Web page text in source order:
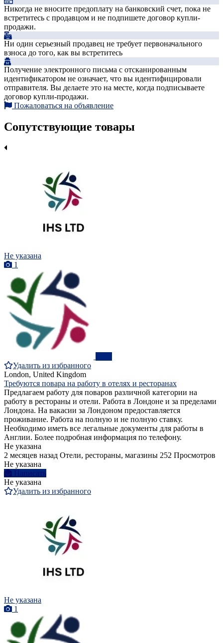
Никогда не вносите предоплату на банковский счет, пока не
встретитесь с продавцом и не подпишете договор купли-
продажи.
Ни один серьезный продавец не требует первоначального
взноса до того, как вы встретитесь
Получение электронного письма с отсканированным
идентификатором не означает, что вы идентифицировали
отправителя. Вы делаете это на месте, когда подписываете
договор купли-продажи.
Пожаловаться на объявление
Сопутствующие товары
Не указана
1
Удалить из избранного
London, United Kingdom
Требуются повара на работу в отелях и ресторанах
Предлагаем работу для поваров различной категории на
работу в рестораны и отели. Работа в Лондоне и за пределами
Лондона. На вакасии за Лондоном предоставляется
проживание. Работа на полную и не полную ставку.
Необходимо иметь все легальные документы для работы в
Англии. Более подробная информация по телефону.
Не указана
2 месяцев назад Отели, рестораны, магазины 252 Просмотров
Не указана
Написать
Не указана
Удалить из избранного
Не указана
1